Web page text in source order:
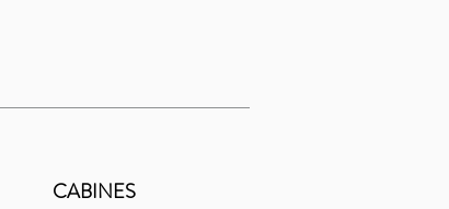
CABINES